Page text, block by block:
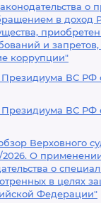
о
в доход
и
коррупции"
ВС РФ
ВС РФ
Верховного
О
о
в целях
Федерации"